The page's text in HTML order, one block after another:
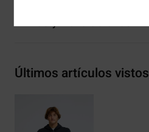
Envíos y Devoluciones
Últimos artículos vistos